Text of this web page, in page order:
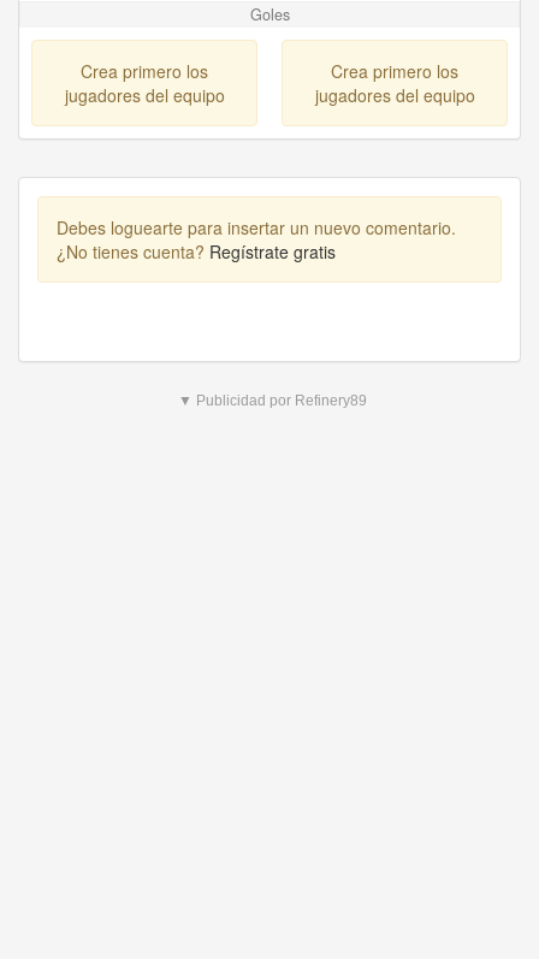
Goles
Crea primero los
jugadores del equipo
Crea primero los
jugadores del equipo
Debes loguearte para insertar un nuevo comentario.
¿No tienes cuenta? Regístrate gratis
▼ Publicidad por Refinery89